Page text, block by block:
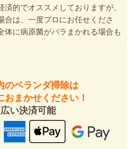
済的でオススメしておりますが、
合は、一度プロにお任せくださ
体に病原菌がバラまかれる場合も
のベランダ掃除は
おまかせください！
い決済可能